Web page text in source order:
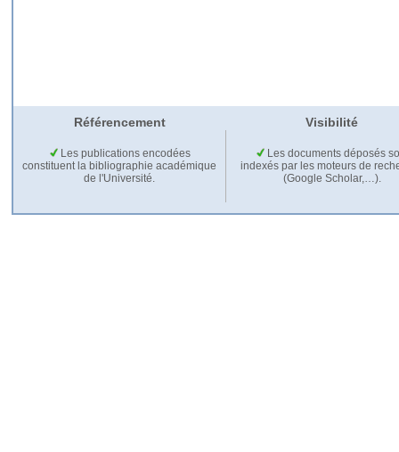
Référencement Visibilité
Les publications encodées
constituent la bibliographie académique
de l'Université.
Les documents déposés
indexés par les moteurs de
(Google Scholar,…).